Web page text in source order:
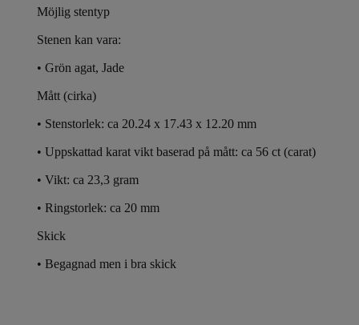
Möjlig stentyp
Stenen kan vara:
• Grön agat, Jade
Mått (cirka)
• Stenstorlek: ca 20.24 x 17.43 x 12.20 mm
• Uppskattad karat vikt baserad på mått: ca 56 ct (carat)
• Vikt: ca 23,3 gram
• Ringstorlek: ca 20 mm
Skick
• Begagnad men i bra skick